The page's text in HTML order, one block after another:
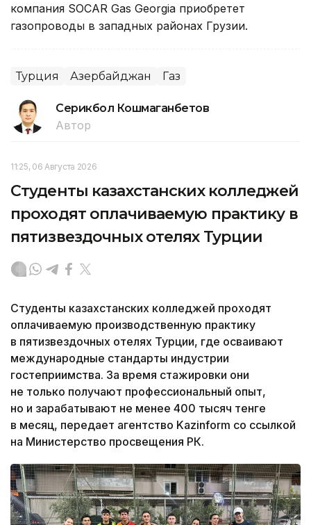
компания SOCAR Gas Georgia приобретет
газопроводы в западных районах Грузии.
Турция Азербайджан Газ
Серикбол Кошмаганбетов
Автор
11:25, 06 Августа 2026
Студенты казахстанских колледжей
проходят оплачиваемую практику в
пятизвездочных отелях Турции
Студенты казахстанских колледжей проходят
оплачиваемую производственную практику
в пятизвездочных отелях Турции, где осваивают
международные стандарты индустрии
гостеприимства. За время стажировки они
не только получают профессиональный опыт,
но и зарабатывают не менее 400 тысяч тенге
в месяц, передает агентство Kazinform со ссылкой
на Министерство просвещения РК.